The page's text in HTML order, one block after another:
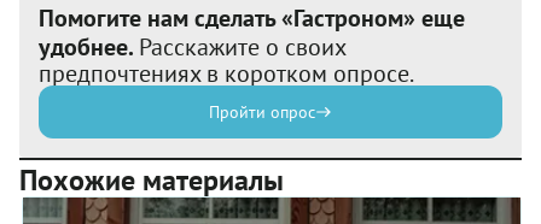
Помогите нам сделать «Гастроном» еще
удобнее. Расскажите о своих
предпочтениях в коротком опросе.
Пройти опрос
Похожие материалы